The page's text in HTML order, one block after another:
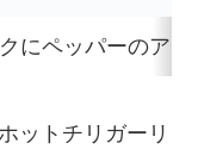
にペッパーのアク
ットチリガーリ